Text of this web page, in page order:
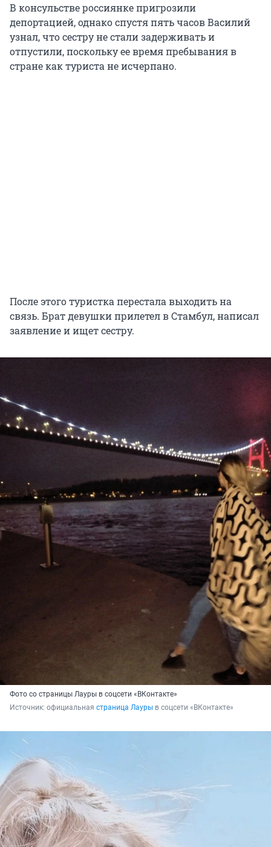
В консульстве россиянке пригрозили
депортацией, однако спустя пять часов Василий
узнал, что сестру не стали задерживать и
отпустили, поскольку ее время пребывания в
стране как туриста не исчерпано.
После этого туристка перестала выходить на
связь. Брат девушки прилетел в Стамбул, написал
заявление и ищет сестру.
Фото со страницы Лауры в соцсети «ВКонтакте»
Источник: официальная страница Лауры в соцсети «ВКонтакте»